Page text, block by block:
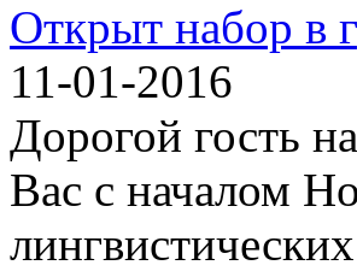
Открыт набор в
11-01-2016
Дорогой гость
Вас с началом